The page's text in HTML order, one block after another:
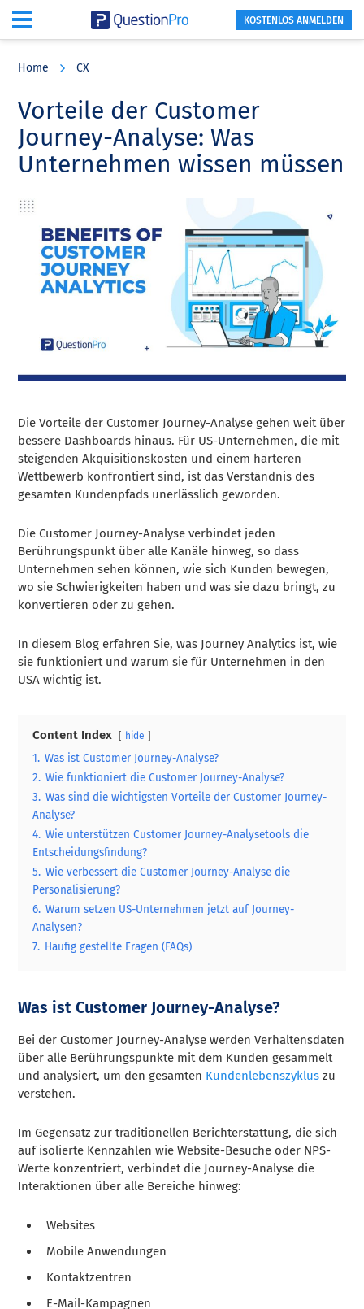
content
sidebar
KOSTENLOS ANMELDEN
Home CX
Vorteile der Customer
Journey-Analyse: Was
Unternehmen wissen müssen
Die Vorteile der Customer Journey-Analyse gehen weit über
bessere Dashboards hinaus. Für US-Unternehmen, die mit
steigenden Akquisitionskosten und einem härteren
Wettbewerb konfrontiert sind, ist das Verständnis des
gesamten Kundenpfads unerlässlich geworden.
Die Customer Journey-Analyse verbindet jeden
Berührungspunkt über alle Kanäle hinweg, so dass
Unternehmen sehen können, wie sich Kunden bewegen,
wo sie Schwierigkeiten haben und was sie dazu bringt, zu
konvertieren oder zu gehen.
In diesem Blog erfahren Sie, was Journey Analytics ist, wie
sie funktioniert und warum sie für Unternehmen in den
USA wichtig ist.
Content Index hide
1. Was ist Customer Journey-Analyse?
2. Wie funktioniert die Customer Journey-Analyse?
3. Was sind die wichtigsten Vorteile der Customer Journey-
Analyse?
4. Wie unterstützen Customer Journey-Analysetools die
Entscheidungsfindung?
5. Wie verbessert die Customer Journey-Analyse die
Personalisierung?
6. Warum setzen US-Unternehmen jetzt auf Journey-
Analysen?
7. Häufig gestellte Fragen (FAQs)
Was ist Customer Journey-Analyse?
Bei der Customer Journey-Analyse werden Verhaltensdaten
über alle Berührungspunkte mit dem Kunden gesammelt
und analysiert, um den gesamten Kundenlebenszyklus zu
verstehen.
Im Gegensatz zur traditionellen Berichterstattung, die sich
auf isolierte Kennzahlen wie Website-Besuche oder NPS-
Werte konzentriert, verbindet die Journey-Analyse die
Interaktionen über alle Bereiche hinweg:
Websites
Mobile Anwendungen
Kontaktzentren
E-Mail-Kampagnen